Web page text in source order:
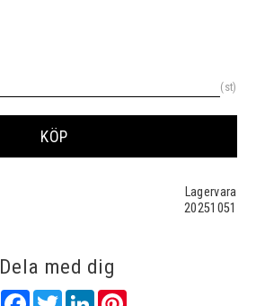
st
KÖP
Lagervara
20251051
Dela med dig
FacebookTwitterLinkedIn